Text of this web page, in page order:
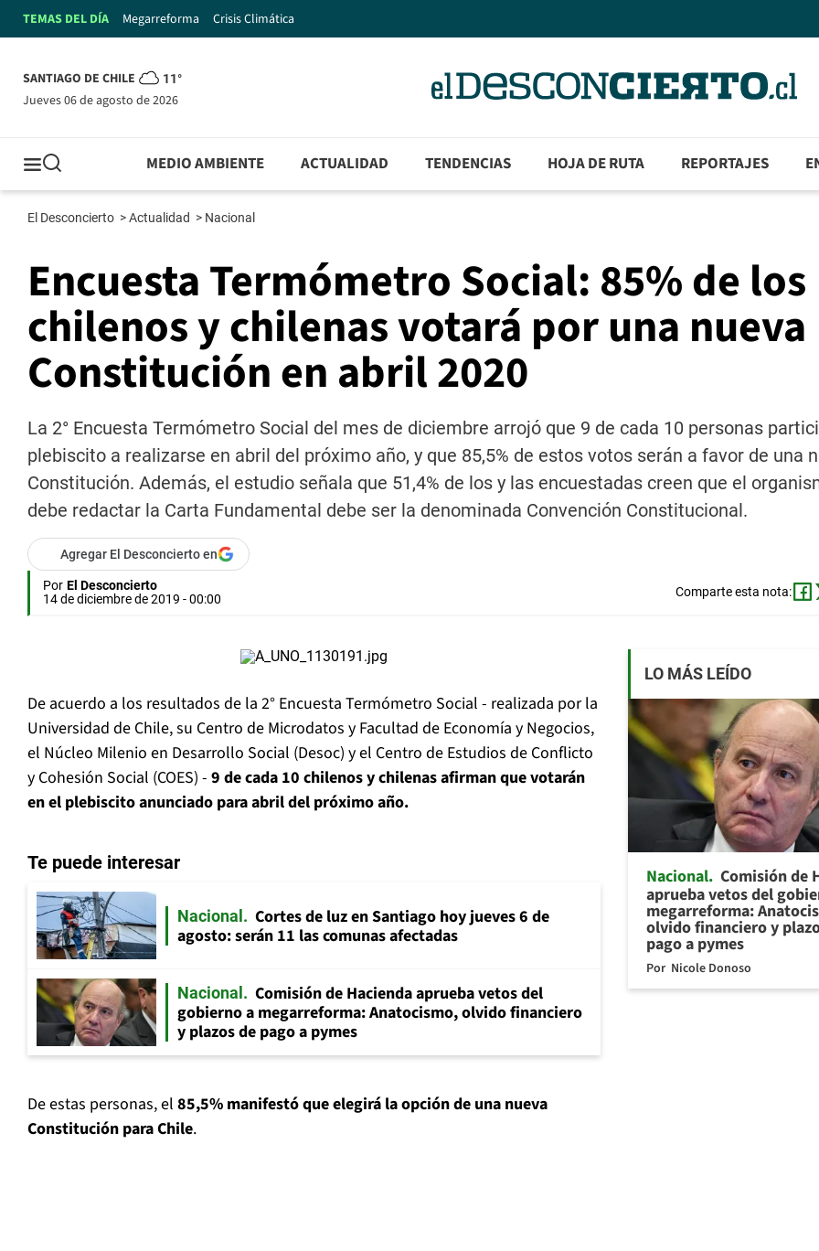
TEMAS DEL DÍA Megarreforma Crisis Climática
SANTIAGO DE CHILE 11°
jueves 06 de agosto de 2026
MEDIO AMBIENTE ACTUALIDAD TENDENCIAS HOJA DE RUTA REPORTAJES
El Desconcierto >Actualidad > Nacional
Encuesta Termómetro Social: 85% de los
chilenos y chilenas votará por una nueva
Constitución en abril 2020
La 2° Encuesta Termómetro Social del mes de diciembre arrojó que 9 de cada 10 personas
plebiscito a realizarse en abril del próximo año, y que 85,5% de estos votos serán a favor de una
Constitución. Además, el estudio señala que 51,4% de los y las encuestadas creen que el
debe redactar la Carta Fundamental debe ser la denominada Convención Constitucional.
Agregar El Desconcierto en
Por El Desconcierto
14 de diciembre de 2019 - 00:00
Comparte esta nota:
De acuerdo a los resultados de la 2° Encuesta Termómetro Social - realizada por la
Universidad de Chile, su Centro de Microdatos y Facultad de Economía y Negocios,
el Núcleo Milenio en Desarrollo Social (Desoc) y el Centro de Estudios de Conflicto
y Cohesión Social (COES) - 9 de cada 10 chilenos y chilenas afirman que votarán
en el plebiscito anunciado para abril del próximo año.
Te puede interesar
Nacional
Cortes de luz en Santiago hoy jueves 6 de
agosto: serán 11 las comunas afectadas
Nacional
Comisión de Hacienda aprueba vetos del
gobierno a megarreforma: Anatocismo, olvido financiero
y plazos de pago a pymes
De estas personas, el 85,5% manifestó que elegirá la opción de una nueva
Constitución para Chile.
LO MÁS LEÍDO
Nacional Comisión de
aprueba vetos del
megarreforma:
olvido financiero y
pago a pymes
Por Nicole Donoso